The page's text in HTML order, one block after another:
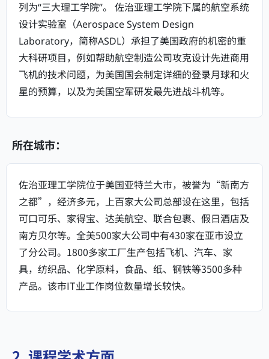
列为“三大理工学院”。 佐治亚理工学院下属的航空系统
设计实验室（Aerospace System Design
Laboratory，简称ASDL）承担了美国政府的机密的重
大科研项目，例如帮助航空制造公司攻克设计先进商用
飞机的技术问题，为美国国会制定详细的登录月球和火
星的预算，以及为美国空军研发最先进战斗机等。
所在城市：
佐治亚理工学院位于美国亚特兰大市，被誉为“新南方
之都”，经济多元，上百家大公司总部设在这里，包括
可口可乐、家得宝、达美航空、联合包裹、假日酒店及
南方贝尔等。全美500家大公司中有430家在亚市设立
了分公司。1800多家工厂生产包括飞机、汽车、家
具，纺织品、化学原料，食品、纸、钢铁等3500多种
产品。该市IT业工作岗位数量增长较快。